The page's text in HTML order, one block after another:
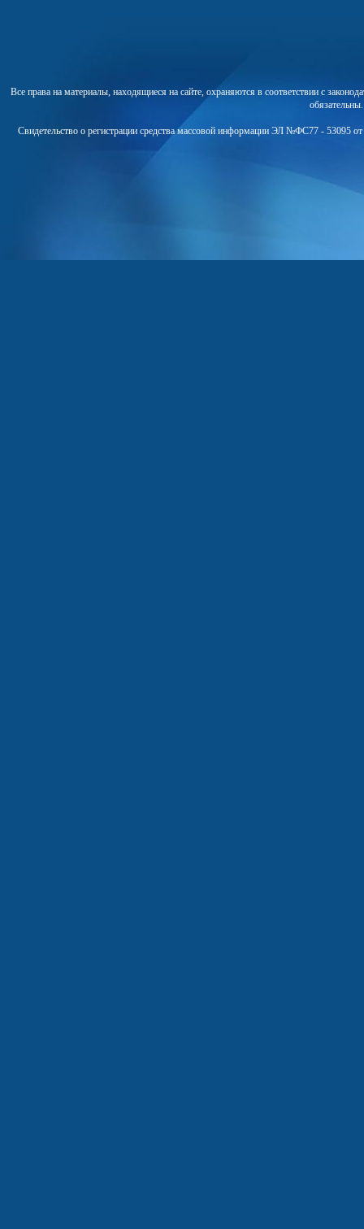
Все права на материалы, находящиеся на сайте, охраняются в соответствии с
Свидетельство о регистрации средства массовой информации ЭЛ №ФС77 - 53095